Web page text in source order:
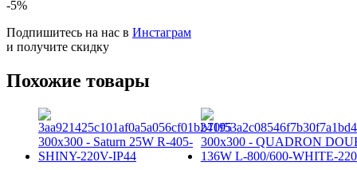
-5%
Подпишитесь на нас в Инстаграм
и получите скидку
Похожие товары